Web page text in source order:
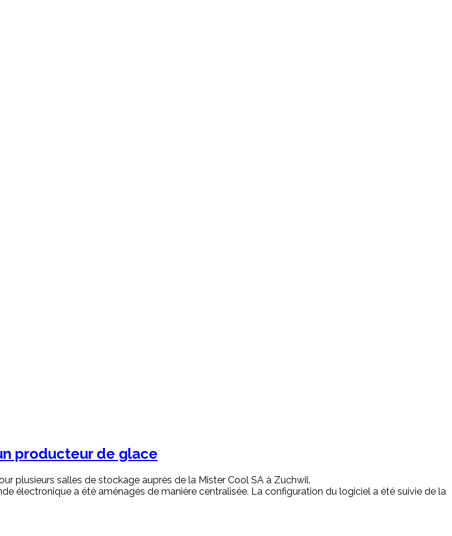
producteur de glace
plusieurs salles de stockage auprès de la Mister Cool SA à Zuchwil.
électronique a été aménagés de manière centralisée. La configuration du logiciel a été suivie de la